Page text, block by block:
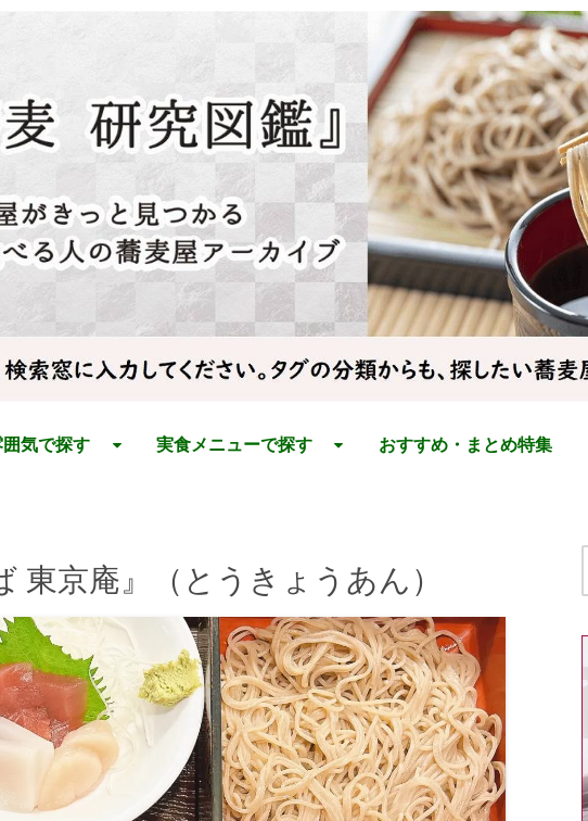
囲気で探す 実食メニューで探す おすすめ・まとめ特集
東京庵』（とうきょうあん）